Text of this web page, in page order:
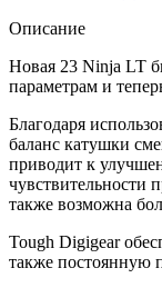
Описание
Новая 23 Ninja LT
параметрам и
Благодаря
баланс катушки
приводит к
чувствительности
также возможна
Tough Digigear
также постоянную